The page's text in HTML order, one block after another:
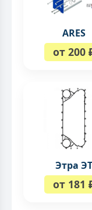
ARES
от 200
Этра ЭТ
от 181